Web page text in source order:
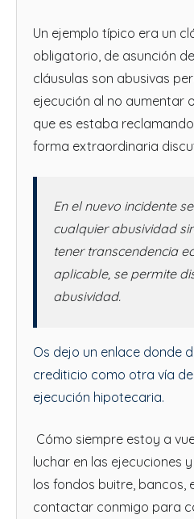
Un ejemplo típico era un
obligatorio, de asunción
cláusulas son abusivas
ejecución al no aumentar
que es estaba
forma extraordinaria
En el nuevo incidente
cualquier abusividad
tener transcendencia
aplicable, se permite
abusividad.
Os dejo un enlace donde
crediticio como otra vía
ejecución hipotecaria.
Cómo siempre estoy a
luchar en las ejecuciones
los fondos buitre, bancos,
contactar conmigo para